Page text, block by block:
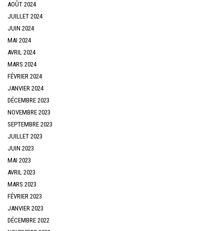
AOÛT 2024
JUILLET 2024
JUIN 2024
MAI 2024
AVRIL 2024
MARS 2024
FÉVRIER 2024
JANVIER 2024
DÉCEMBRE 2023
NOVEMBRE 2023
SEPTEMBRE 2023
JUILLET 2023
JUIN 2023
MAI 2023
AVRIL 2023
MARS 2023
FÉVRIER 2023
JANVIER 2023
DÉCEMBRE 2022